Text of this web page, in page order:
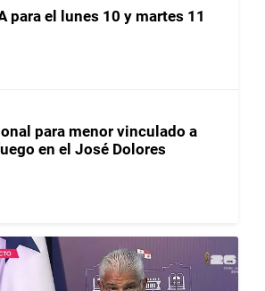
para el lunes 10 y martes 11
para menor vinculado a
en el José Dolores